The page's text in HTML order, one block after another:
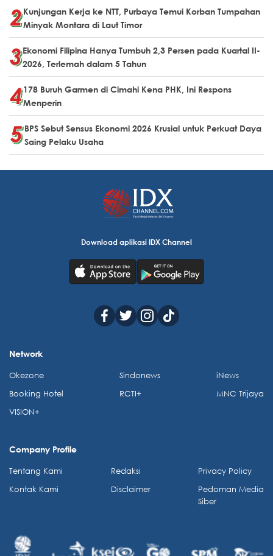
Kunjungan Kerja ke NTT, Purbaya Temui Korban Tumpahan
Minyak Montara di Laut Timor
Ekonomi Filipina Hanya Tumbuh 2,3 Persen pada Kuartal II-
2026, Terlemah dalam 5 Tahun
178 Buruh Garmen di Cimahi Kena PHK, Ini Respons
Menperin
BPS Sebut Sensus Ekonomi 2026 Krusial untuk Perkuat Daya
Saing Pelaku Usaha
Download aplikasi IDX Channel
Network
Okezone
Booking Hotel
VISION+
Sindonews
RCTI+
iNews
MNC Trijaya
Company Profile
Tentang Kami
Kontak Kami
Redaksi
Disclaimer
Privacy Policy
Pedoman Media
Siber